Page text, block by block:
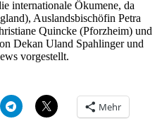
internationale Ökumene, da
Auslandsbischöfin Petra
Quincke (Pforzheim) und
Dekan Uland Spahlinger und
vorgestellt.
Mehr